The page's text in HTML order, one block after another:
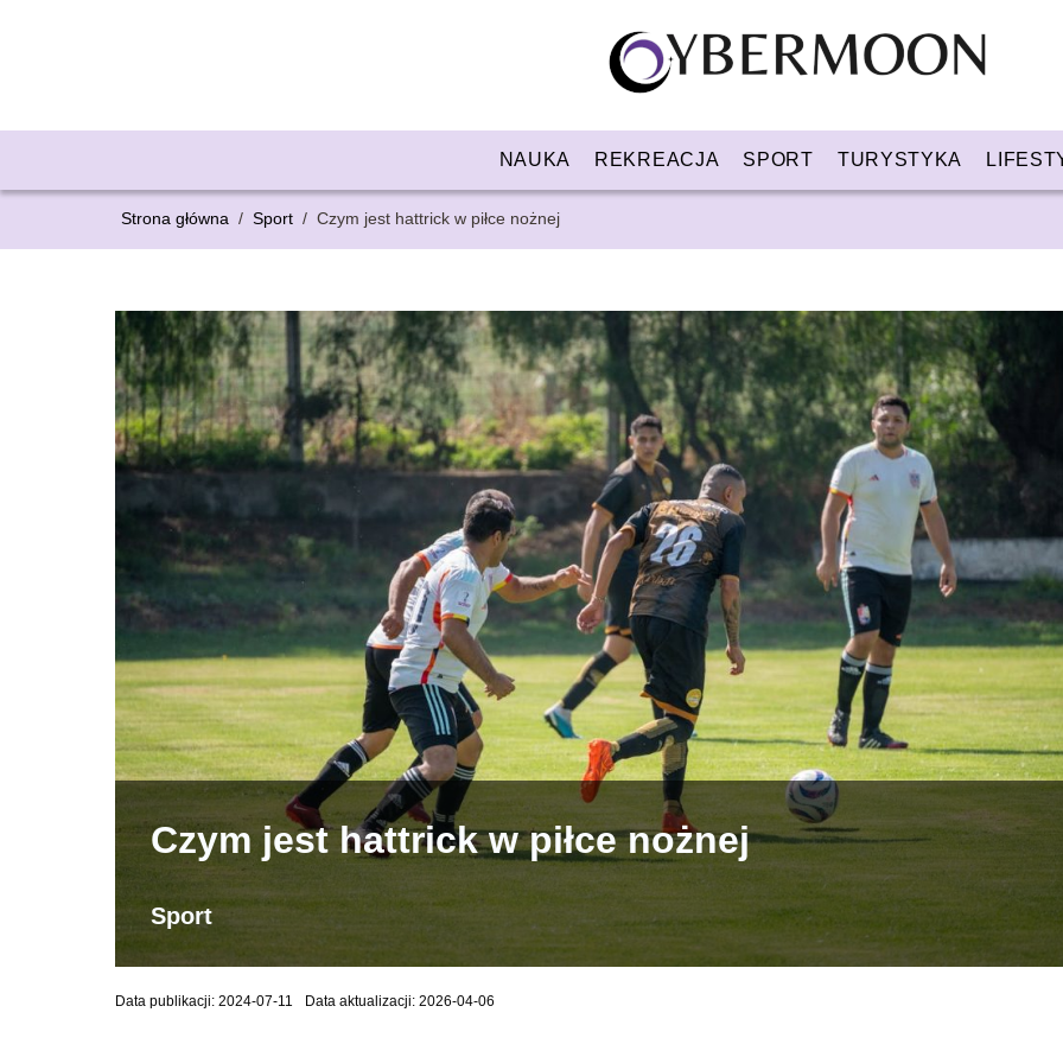
NAUKA REKREACJA SPORT TURYSTYKA
Strona główna / Sport / Czym jest hattrick w piłce nożnej
Czym jest hattrick w piłce nożnej
Sport
Data publikacji: 2024-07-11 Data aktualizacji: 2026-04-06